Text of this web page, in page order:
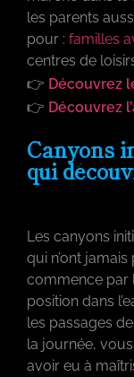
les parents
pour : familles
centres de
👉 Découvrez
👉 Découvrez
Canyons
qui
Les canyons
qui n’ont
commence par
position dans
les passages
la journée,
avoir eu à